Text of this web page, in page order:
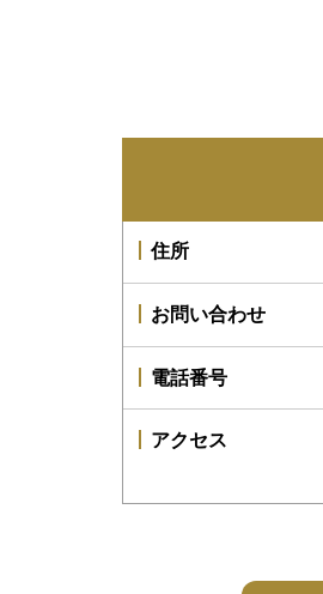
住所
お問い合わせ
電話番号
アクセス